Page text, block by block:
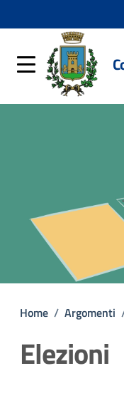
Home / Argomenti
Elezioni